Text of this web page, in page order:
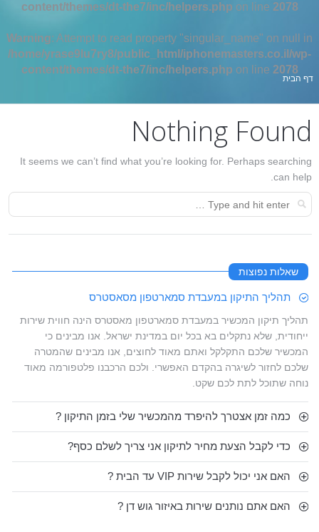
content/themes/dt-the7/inc/helpers.php on line 2078
Warning: Attempt to read property "singular_name" on null in
/home/yrase9lu7ry8/public_html/iphonemasters.co.il/wp-
content/themes/dt-the7/inc/helpers.php on line 2078
אתה כאן:
דף הבית
Nothing Found
It seems we can’t find what you’re looking for. Perhaps searching
can help.
שאלות נפוצות
תהליך התיקון במעבדת סמארטפון מסאסטרס
תהליך תיקון המכשיר במעבדת סמארטפון מאסטרס הינה חווית שירות
ייחודית, שלא נתקלים בא בכל יום במדינת ישראל. אנו מבינים כי
המכשיר שלכם התקלקל ואתם מאוד לחוצים, אנו מבינים שהמטרה
שלכם לחזור לשיגרה בהקדם האפשרי. ולכם הרכבנו פלטפורמה מאוד
נוחה שתוכל לתת לכם שקט.
כמה זמן אצטרך להיפרד מהמכשיר שלי בזמן התיקון ?
כדי לקבל הצעת מחיר לתיקון אני צריך לשלם כסף?
האם אני יכול לקבל שירות VIP עד הבית ?
האם אתם נותנים שירות באיזור גוש דן ?